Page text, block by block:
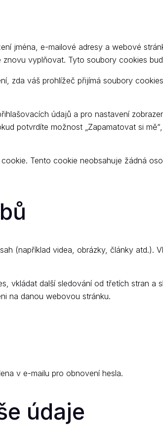
jména, e-mailové adresy a webové
vyplňovat. Tyto soubory cookies
zda váš prohlížeč přijímá soubory
údajů a pro nastavení
potvrdíte možnost „Zapamatovat si
Tento cookie neobsahuje žádná
(například videa, obrázky, články atd.).
další sledování od třetích stran a
na danou webovou stránku.
v e-mailu pro obnovení hesla.
údaje